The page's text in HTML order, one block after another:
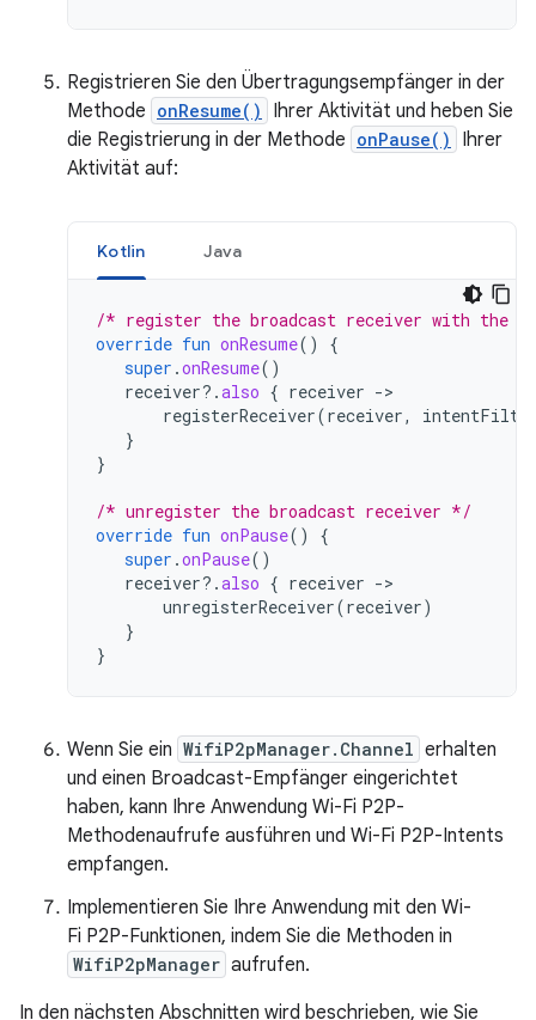
Registrieren Sie den Übertragungsempfänger in der
Methode onResume()
Ihrer Aktivität und heben Sie
die Registrierung in der Methode onPause()
Ihrer
Aktivität auf:
Kotlin Java
/* register the broadcast receiver with the
override fun onResume()
{
super .onResume()
receiver?.also { receiver -
registerReceiver(receiver,
}
}
/* unregister the broadcast receiver */
override fun onPause()
{
super .onPause()
receiver?.also { receiver -
unregisterReceiver(receiver)
}
}
Wenn Sie ein WifiP2pManager.Channel erhalten
und einen Broadcast-Empfänger eingerichtet
haben, kann Ihre Anwendung Wi-Fi P2P-
Methodenaufrufe ausführen und Wi-Fi P2P-Intents
empfangen.
Implementieren Sie Ihre Anwendung mit den Wi-
Fi P2P-Funktionen, indem Sie die Methoden in
WifiP2pManager aufrufen.
In den nächsten Abschnitten wird beschrieben, wie Sie